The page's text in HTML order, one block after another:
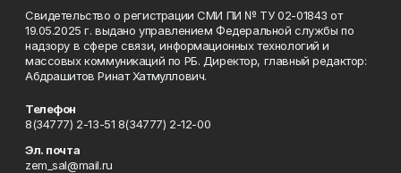
Свидетельство о регистрации СМИ ПИ № ТУ 02-01843 от
19.05.2025 г. выдано управлением Федеральной службы по
надзору в сфере связи, информационных технологий и
массовых коммуникаций по РБ. Директор, главный редактор:
Абдрашитов Ринат Хатмуллович.
Телефон
8(34777) 2-13-51 8(34777) 2-12-00
Эл. почта
zem_sal@mail.ru